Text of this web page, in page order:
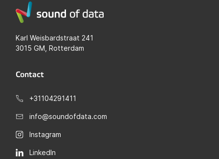
Karl Weisbardstraat 241
3015 GM, Rotterdam
Contact
+31104291411
info@soundofdata.com
Instagram
LinkedIn